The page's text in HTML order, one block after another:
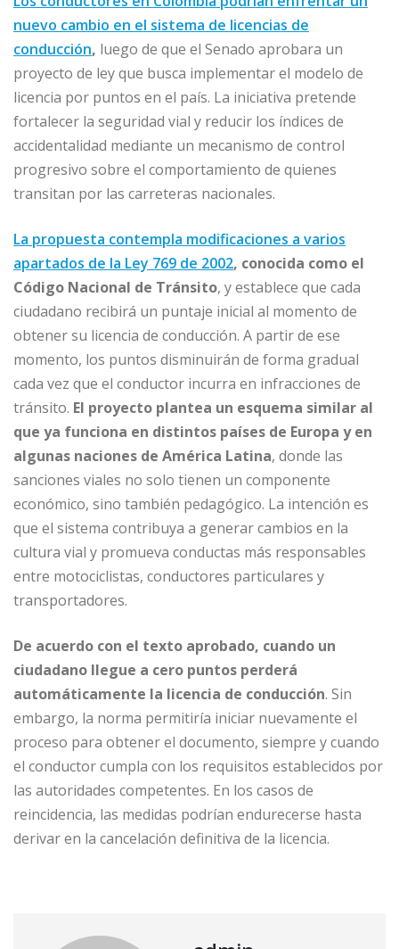
nuevo cambio en el sistema de licencias de
conducción, luego de que el Senado aprobara un
proyecto de ley que busca implementar el modelo de
licencia por puntos en el país. La iniciativa pretende
fortalecer la seguridad vial y reducir los índices de
accidentalidad mediante un mecanismo de control
progresivo sobre el comportamiento de quienes
transitan por las carreteras nacionales.
La propuesta contempla modificaciones a varios
apartados de la Ley 769 de 2002, conocida como el
Código Nacional de Tránsito, y establece que cada
ciudadano recibirá un puntaje inicial al momento de
obtener su licencia de conducción. A partir de ese
momento, los puntos disminuirán de forma gradual
cada vez que el conductor incurra en infracciones de
tránsito. El proyecto plantea un esquema similar al
que ya funciona en distintos países de Europa y en
algunas naciones de América Latina, donde las
sanciones viales no solo tienen un componente
económico, sino también pedagógico. La intención es
que el sistema contribuya a generar cambios en la
cultura vial y promueva conductas más responsables
entre motociclistas, conductores particulares y
transportadores.
De acuerdo con el texto aprobado, cuando un
ciudadano llegue a cero puntos perderá
automáticamente la licencia de conducción. Sin
embargo, la norma permitiría iniciar nuevamente el
proceso para obtener el documento, siempre y cuando
el conductor cumpla con los requisitos establecidos por
las autoridades competentes. En los casos de
reincidencia, las medidas podrían endurecerse hasta
derivar en la cancelación definitiva de la licencia.